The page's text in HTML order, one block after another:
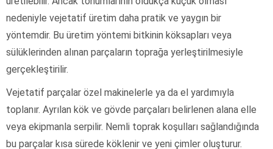
nedeniyle vejetatif üretim daha pratik ve yaygın bir
yöntemdir. Bu üretim yöntemi bitkinin köksapları veya
sülüklerinden alınan parçaların toprağa yerleştirilmesiyle
gerçekleştirilir.
Vejetatif parçalar özel makinelerle ya da el yardımıyla
toplanır. Ayrılan kök ve gövde parçaları belirlenen alana elle
veya ekipmanla serpilir. Nemli toprak koşulları sağlandığında
bu parçalar kısa sürede köklenir ve yeni çimler oluşturur.